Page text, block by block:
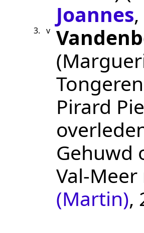
Joannes
3. v
Tongeren
Pirard
Gehuwd
Val-Meer
(Martin),